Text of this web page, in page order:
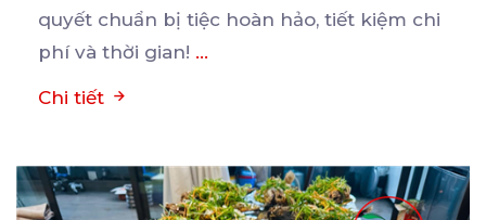
quyết chuẩn bị tiệc hoàn hảo, tiết kiệm chi
phí và thời gian! ...
Chi tiết